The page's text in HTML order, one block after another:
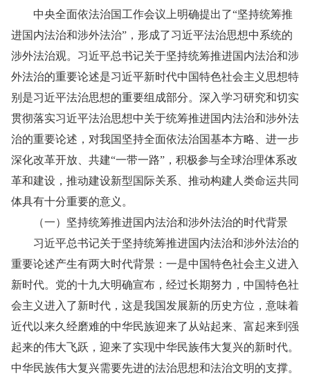
中央全面依法治国工作会议上明确提出了“坚持统筹推
进国内法治和涉外法治”，形成了习近平法治思想中系统的
涉外法治观。习近平总书记关于坚持统筹推进国内法治和涉
外法治的重要论述是习近平新时代中国特色社会主义思想特
别是习近平法治思想的重要组成部分。深入学习研究和切实
贯彻落实习近平法治思想中关于统筹推进国内法治和涉外法
治的重要论述，对我国坚持全面依法治国基本方略、进一步
深化改革开放、共建“一带一路”，积极参与全球治理体系改
革和建设，推动建设新型国际关系、推动构建人类命运共同
体具有十分重要的意义。
（一）坚持统筹推进国内法治和涉外法治的时代背景
习近平总书记关于坚持统筹推进国内法治和涉外法治的
重要论述产生有两大时代背景：一是中国特色社会主义进入
新时代。党的十九大明确宣布，经过长期努力，中国特色社
会主义进入了新时代，这是我国发展新的历史方位，意味着
近代以来久经磨难的中华民族迎来了从站起来、富起来到强
起来的伟大飞跃，迎来了实现中华民族伟大复兴的新时代。
中华民族伟大复兴需要先进的法治思想和法治文明的支撑。